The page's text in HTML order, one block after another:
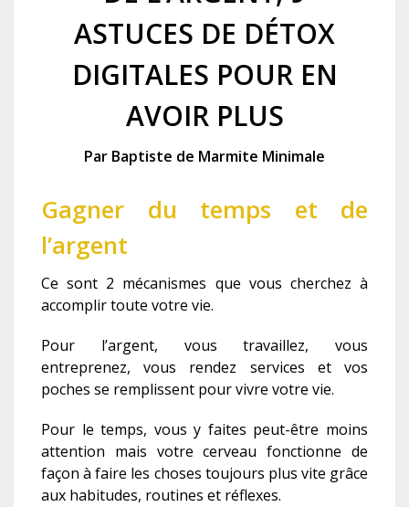
ASTUCES DE DÉTOX
DIGITALES POUR EN
AVOIR PLUS
Par Baptiste de Marmite Minimale
Gagner du temps et de
l’argent
Ce sont 2 mécanismes que vous cherchez à
accomplir toute votre vie.
Pour l’argent, vous travaillez, vous
entreprenez, vous rendez services et vos
poches se remplissent pour vivre votre vie.
Pour le temps, vous y faites peut-être moins
attention mais votre cerveau fonctionne de
façon à faire les choses toujours plus vite grâce
aux habitudes, routines et réflexes.